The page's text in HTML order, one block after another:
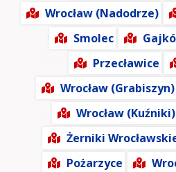
Wrocław (Nadodrze)
Smolec
Przecławice
Wrocław (Grabiszyn)
Wrocław (Kuźniki)
Żerniki
Pożarzyce